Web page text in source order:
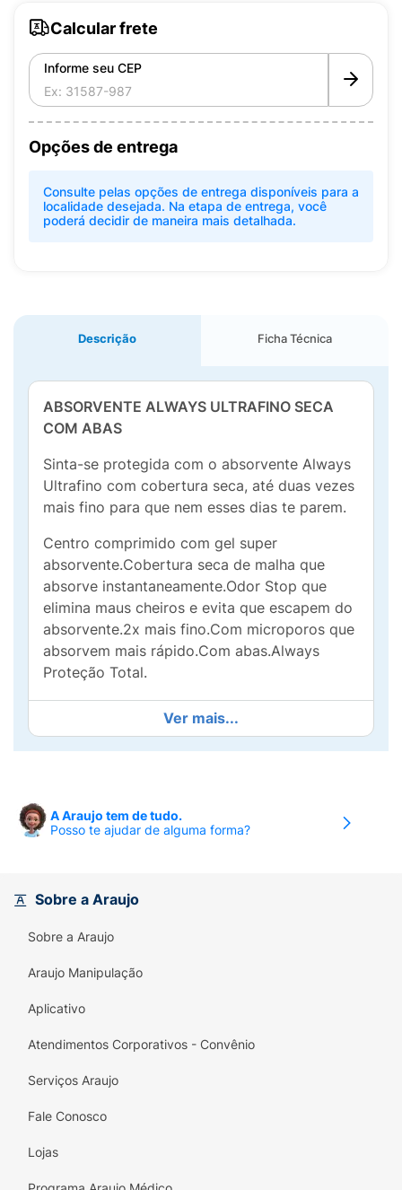
Calcular frete
Informe seu CEP
Opções de entrega
Consulte pelas opções de entrega disponíveis para a
localidade desejada. Na etapa de entrega, você
poderá decidir de maneira mais detalhada.
Descrição Ficha Técnica
ABSORVENTE ALWAYS ULTRAFINO SECA
COM ABAS
Sinta-se protegida com o absorvente Always
Ultrafino com cobertura seca, até duas vezes
mais fino para que nem esses dias te parem.
Centro comprimido com gel super
absorvente.Cobertura seca de malha que
absorve instantaneamente.Odor Stop que
elimina maus cheiros e evita que escapem do
absorvente.2x mais fino.Com microporos que
absorvem mais rápido.Com abas.Always
Proteção Total.
Ver mais...
A Araujo tem de tudo.
Posso te ajudar de alguma forma?
Sobre a Araujo
Sobre a Araujo
Araujo Manipulação
Aplicativo
Atendimentos Corporativos - Convênio
Serviços Araujo
Fale Conosco
Lojas